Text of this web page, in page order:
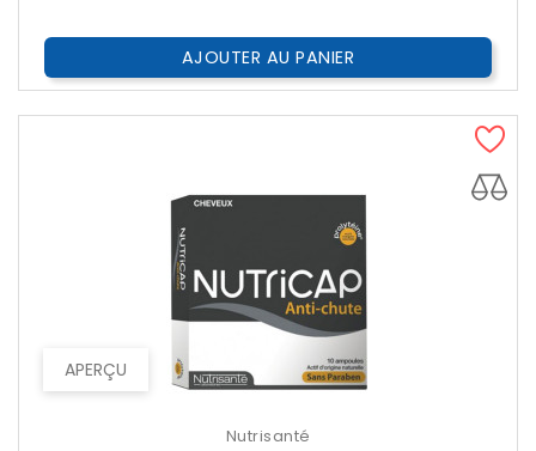
AJOUTER AU PANIER
APERÇU
Nutrisanté